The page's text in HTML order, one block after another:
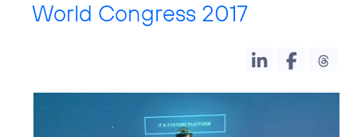
World Congress 2017